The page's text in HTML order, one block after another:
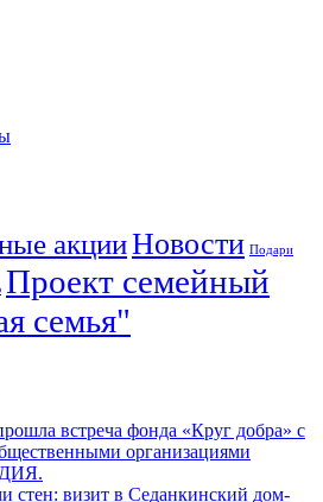
акцииНовости Подари
Проект семейный
семья"
встреча фонда «Круг добра» с
организациями
стен: визит в Седанкинский дом-